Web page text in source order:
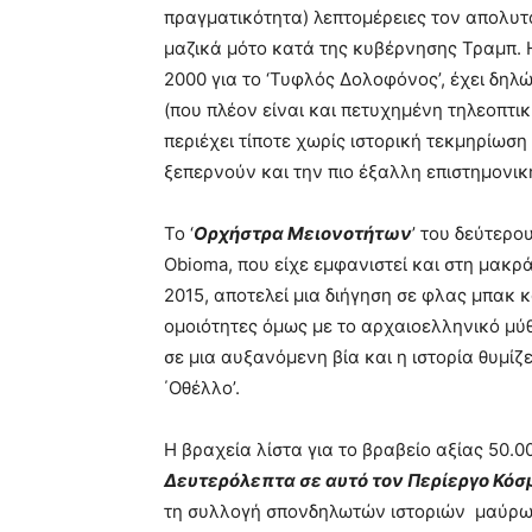
πραγματικότητα) λεπτομέρειες τον
μαζικά μότο κατά της κυβέρνησης Τραμπ.
2000 για το ‘Τυφλός Δολοφόνος’, έχει
(που πλέον είναι και πετυχημένη
περιέχει τίποτε χωρίς ιστορική
ξεπερνούν και την πιο έξαλλη
Το ‘Ορχήστρα Μειονοτήτων’ του
Obioma, που είχε εμφανιστεί και στη
2015, αποτελεί μια διήγηση σε φλας μπακ
ομοιότητες όμως με το αρχαιοελληνικό
σε μια αυξανόμενη βία και η ιστορία
΄Οθέλλο’.
Η βραχεία λίστα για το βραβείο αξίας
Δευτερόλεπτα σε αυτό τον Περίεργο
τη συλλογή σπονδηλωτών ιστοριών